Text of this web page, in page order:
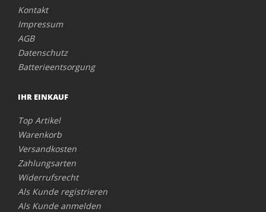
Kontakt
Impressum
AGB
Datenschutz
Batterieentsorgung
IHR EINKAUF
Top Artikel
Warenkorb
Versandkosten
Zahlungsarten
Widerrufsrecht
Als Kunde registrieren
Als Kunde anmelden